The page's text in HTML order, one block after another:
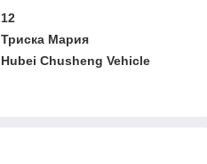
12
Триска Мария
Hubei Chusheng Vehicle